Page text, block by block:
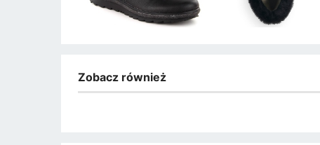
Zobacz również